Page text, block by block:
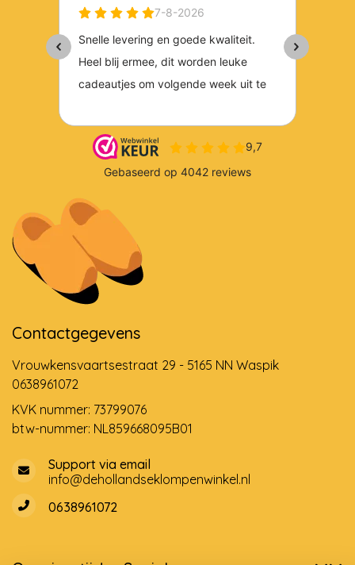
Contactgegevens
Vrouwkensvaartsestraat 29 - 5165 NN Waspik
0638961072
KVK nummer: 73799076
btw-nummer: NL859668095B01
Support via email
info@dehollandseklompenwinkel.nl
0638961072